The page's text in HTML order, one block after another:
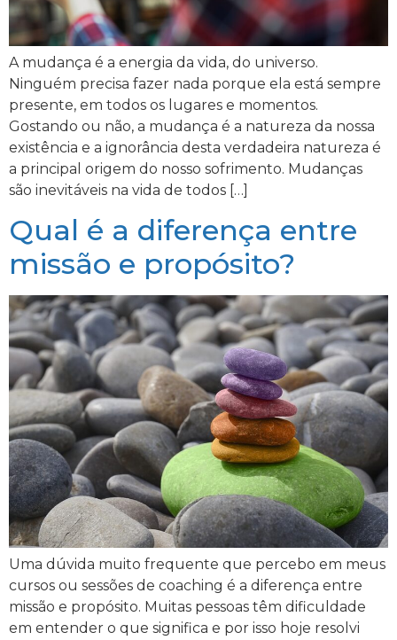
A mudança é a energia da vida, do universo.
Ninguém precisa fazer nada porque ela está sempre
presente, em todos os lugares e momentos.
Gostando ou não, a mudança é a natureza da nossa
existência e a ignorância desta verdadeira natureza é
a principal origem do nosso sofrimento. Mudanças
são inevitáveis na vida de todos […]
Qual é a diferença entre
missão e propósito?
Uma dúvida muito frequente que percebo em meus
cursos ou sessões de coaching é a diferença entre
missão e propósito. Muitas pessoas têm dificuldade
em entender o que significa e por isso hoje resolvi